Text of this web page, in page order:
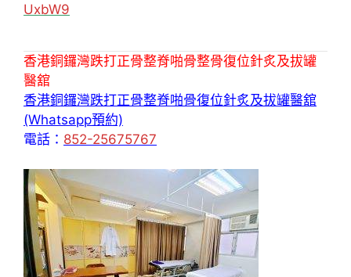
UxbW9
香港銅鑼灣跌打正骨整脊啪骨整骨復位針炙及拔罐
醫舘
香港銅鑼灣跌打正骨整脊啪骨復位針炙及拔罐醫舘
(Whatsapp預約)
電話： 852-25675767